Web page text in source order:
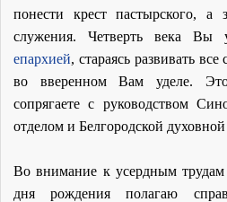
понести крест пастырского, а
служения. Четверть века Вы
епархией, стараясь развивать
во вверенном Вам уделе.
сопрягаете с руководством
отделом и Белгородской
Во внимание к усердным
дня рождения полагаю